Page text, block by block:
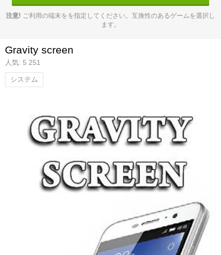
注意! ご利用の端末をを指定してください。互換性のあるゲームを選択し
ます。
Gravity screen
人気: 5 251
システム